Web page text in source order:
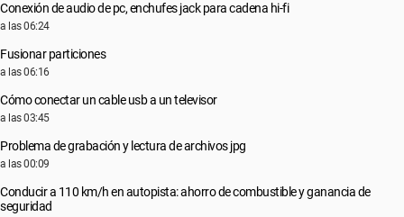
Conexión de audio de pc, enchufes jack para cadena hi-fi
a las 06:24
Fusionar particiones
a las 06:16
Cómo conectar un cable usb a un televisor
a las 03:45
Problema de grabación y lectura de archivos jpg
a las 00:09
Conducir a 110 km/h en autopista: ahorro de combustible y ganancia de
seguridad